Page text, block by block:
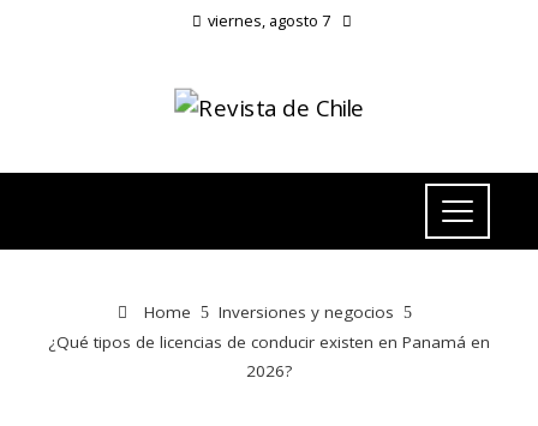
viernes, agosto 7
Home
Inversiones y negocios
¿Qué tipos de licencias de conducir existen en Panamá en
2026?